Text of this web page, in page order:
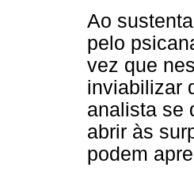
Ao
pelo
vez que
inviabilizar
analista se
abrir às
podem